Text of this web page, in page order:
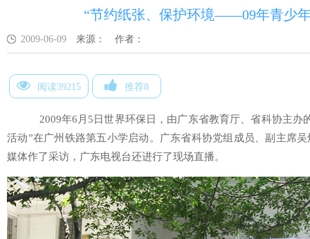
“节约纸张、保护环境——09年青少
2009-06-09 来源： 作者：
阅读39215 推荐8
2009年6月5日世界环保日，由广东省教育厅、省科协主
活动”在广州铁路第五小学启动。广东省科协党组成员、副主席
媒体作了采访，广东电视台还进行了现场直播。